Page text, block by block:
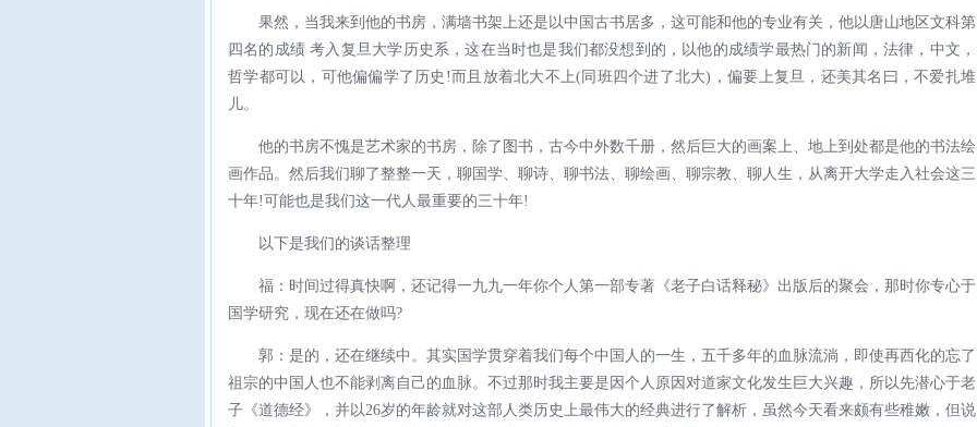
果然，当我来到他的书房，满墙书架上还是以中国古书居多，这可能和他的专业有关，他以唐山地区文科第
四名的成绩 考入复旦大学历史系，这在当时也是我们都没想到的，以他的成绩学最热门的新闻，法律，中文，
哲学都可以，可他偏偏学了历史!而且放着北大不上(同班四个进了北大)，偏要上复旦，还美其名曰，不爱扎堆
儿。
他的书房不愧是艺术家的书房，除了图书，古今中外数千册，然后巨大的画案上、地上到处都是他的书法绘
画作品。然后我们聊了整整一天，聊国学、聊诗、聊书法、聊绘画、聊宗教、聊人生，从离开大学走入社会这三
十年!可能也是我们这一代人最重要的三十年!
以下是我们的谈话整理
福：时间过得真快啊，还记得一九九一年你个人第一部专著《老子白话释秘》出版后的聚会，那时你专心于
国学研究，现在还在做吗?
郭：是的，还在继续中。其实国学贯穿着我们每个中国人的一生，五千多年的血脉流淌，即使再西化的忘了
祖宗的中国人也不能剥离自己的血脉。不过那时我主要是因个人原因对道家文化发生巨大兴趣，所以先潜心于老
子《道德经》，并以26岁的年龄就对这部人类历史上最伟大的经典进行了解析，虽然今天看来颇有些稚嫩，但说